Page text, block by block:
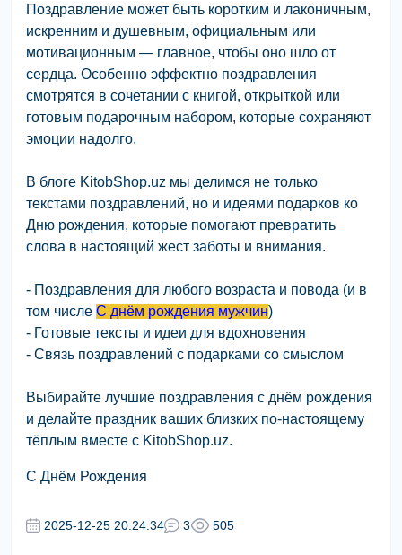
Поздравление может быть коротким и лаконичным,
искренним и душевным, официальным или
мотивационным — главное, чтобы оно шло от
сердца. Особенно эффектно поздравления
смотрятся в сочетании с книгой, открыткой или
готовым подарочным набором, которые сохраняют
эмоции надолго.
В блоге KitobShop.uz мы делимся не только
текстами поздравлений, но и идеями подарков ко
Дню рождения, которые помогают превратить
слова в настоящий жест заботы и внимания.
- Поздравления для любого возраста и повода (и в
том числе С днём рождения мужчин)
- Готовые тексты и идеи для вдохновения
- Связь поздравлений с подарками со смыслом
Выбирайте лучшие поздравления с днём рождения
и делайте праздник ваших близких по-настоящему
тёплым вместе с KitobShop.uz.
С Днём Рождения
2025-12-25 20:24:34 3 505